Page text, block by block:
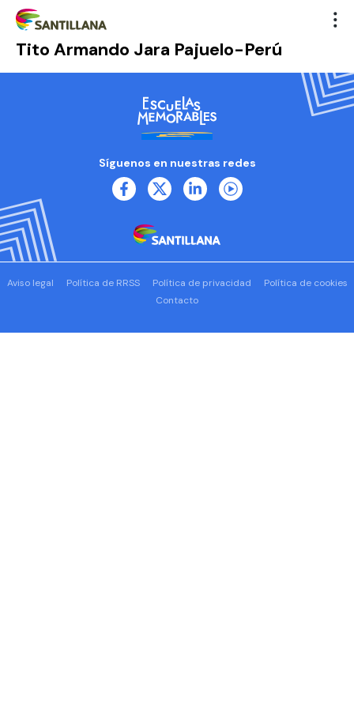
Tito Armando Jara Pajuelo-Perú
Síguenos en nuestras redes
Aviso legal Política de RRSS Política de privacidad
Política de cookies
Contacto